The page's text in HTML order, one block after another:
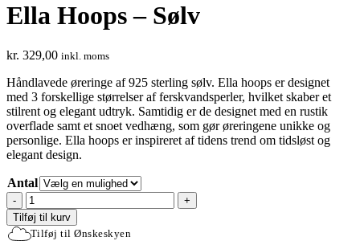
Ella Hoops – Sølv
kr. 329,00 inkl. moms
Håndlavede øreringe af 925 sterling sølv. Ella hoops er designet
med 3 forskellige størrelser af ferskvandsperler, hvilket skaber et
stilrent og elegant udtryk. Samtidig er de designet med en rustik
overflade samt et snoet vedhæng, som gør øreringene unikke og
personlige. Ella hoops er inspireret af tidens trend om tidsløst og
elegant design.
Antal
Ella
Hoops
-
Sølv
Tilføj til kurv
Tilføj til Ønskeskyen